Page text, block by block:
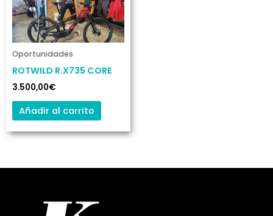
Oportunidades
ROTWILD R.X735 CORE
3.500,00€
Añadir al carrito